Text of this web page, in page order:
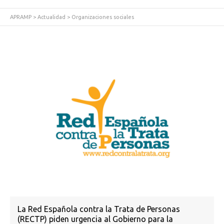
APRAMP > Actualidad > Organizaciones sociales
La Red Española contra la Trata de Personas
(RECTP) piden urgencia al Gobierno para la